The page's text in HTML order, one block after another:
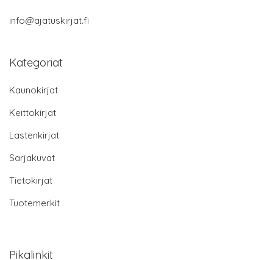
info@ajatuskirjat.fi
Kategoriat
Kaunokirjat
Keittokirjat
Lastenkirjat
Sarjakuvat
Tietokirjat
Tuotemerkit
Pikalinkit